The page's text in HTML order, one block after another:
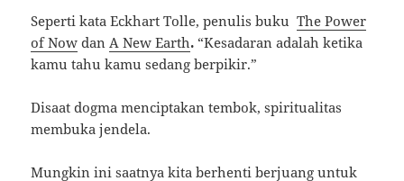
Seperti kata Eckhart Tolle, penulis buku The Power
of Now danA New Earth. “Kesadaran adalah ketika
kamu tahu kamu sedang berpikir.”
Disaat dogma menciptakan tembok, spiritualitas
membuka jendela.
Mungkin ini saatnya kita berhenti berjuang untuk